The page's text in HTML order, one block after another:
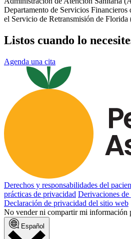
Departamento de Servicios Financieros
el Servicio de Retransmisión de
Listos cuando lo
Agenda una cita
Derechos y responsabilidades del
prácticas de privacidad Derivaciones de
Declaración de privacidad del sitio web
No vender ni compartir mi información
Español